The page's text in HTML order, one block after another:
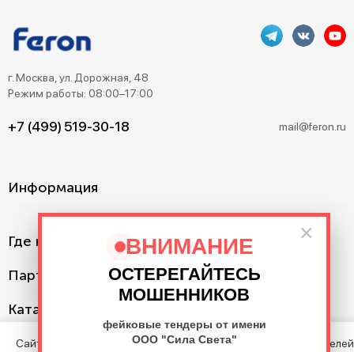
×
ВНИМАНИЕ
ОСТЕРЕГАЙТЕСЬ
МОШЕННИКОВ
фейковые тендеры от имени
ООО "Сила Света"
г. Москва, ул. Дорожная, 48
Режим работы: 08:00–17:00
+7 (499) 519-30-18 mail@feron.ru
Информация
Где купить?
Партнерам
Каталог
Сайт использует cookie с целью анализа поведения посетителей